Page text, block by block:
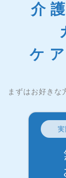
介
ケ
まずはお好きな